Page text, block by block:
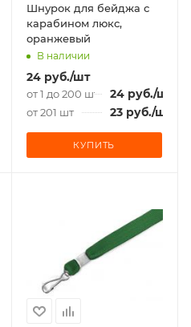
Шнурок для бейджа с
карабином люкс,
оранжевый
В наличии
24руб./шт
от 1 до 200 шт 24руб./шт
от 201 шт 23руб./шт
КУПИТЬ